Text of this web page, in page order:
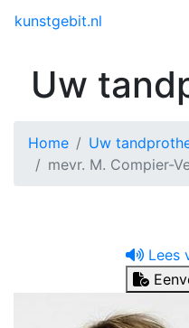
kunstgebit.nl
Uw
Home
Uw
mevr. M. Compier-
Lees